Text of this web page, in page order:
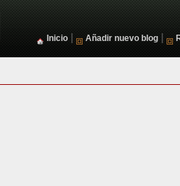
Inicio Añadir nuevo blog